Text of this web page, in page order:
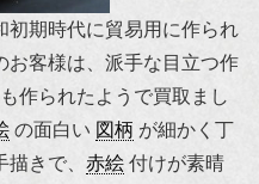
初期時代に貿易用に作られ
お客様は、派手な目立つ作
も作られたようで買取まし
の面白い 図柄 が細かく丁
きで、 赤絵 付けが素晴